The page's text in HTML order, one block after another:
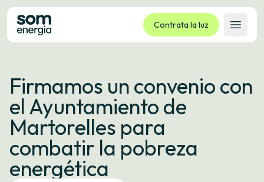
Contrata la luz
Abrir
Tarifas
Servicios
Empresas
La cooperativa
Contacto
Trámites
Firmamos un convenio con
el Ayuntamiento de
Martorelles para
combatir la pobreza
energética